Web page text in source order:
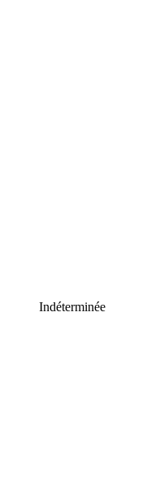
Indéterminée